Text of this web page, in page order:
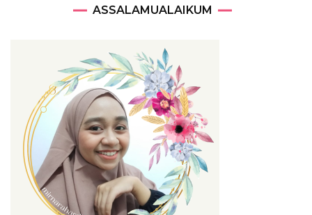
ASSALAMUALAIKUM